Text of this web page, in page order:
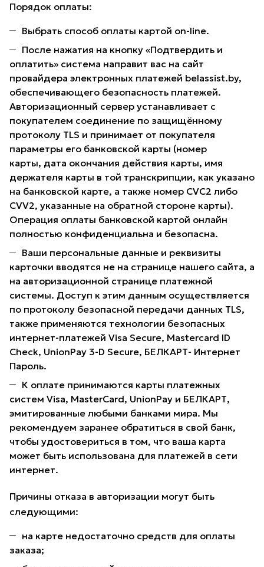
Порядок оплаты:
Выбрать способ оплаты картой on-line.
После нажатия на кнопку «Подтвердить и
оплатить» система направит вас на сайт
провайдера электронных платежей belassist.by,
обеспечивающего безопасность платежей.
Авторизационный сервер устанавливает с
покупателем соединение по защищённому
протоколу TLS и принимает от покупателя
параметры его банковской карты (номер
карты, дата окончания действия карты, имя
держателя карты в той транскрипции, как указано
на банковской карте, а также номер CVC2 либо
CVV2, указанные на обратной стороне карты).
Операция оплаты банковской картой онлайн
полностью конфиденциальна и безопасна.
Ваши персональные данные и реквизиты
карточки вводятся не на странице нашего сайта, а
на авторизационной странице платежной
системы. Доступ к этим данным осуществляется
по протоколу безопасной передачи данных TLS,
также применяются технологии безопасных
интернет-платежей Visa Secure, Mastercard ID
Check, UnionPay 3-D Secure, БЕЛКАРТ- Интернет
Пароль.
К оплате принимаются карты платежных
систем Visa, MasterCard, UnionPay и БЕЛКАРТ,
эмитированные любыми банками мира. Мы
рекомендуем заранее обратиться в свой банк,
чтобы удостовериться в том, что ваша карта
может быть использована для платежей в сети
интернет.
Причины отказа в авторизации могут быть
следующими:
на карте недостаточно средств для оплаты
заказа;